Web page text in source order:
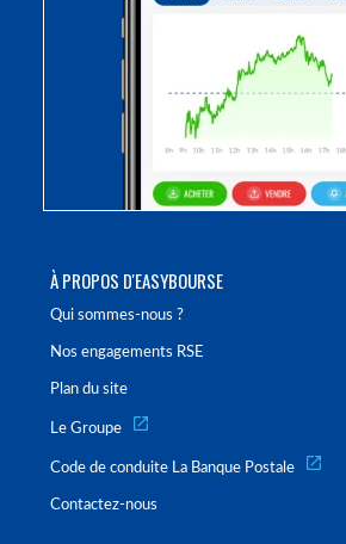
À PROPOS D'EASYBOURSE
Qui sommes-nous ?
Nos engagements RSE
Plan du site
Le Groupe
Code de conduite La Banque Postale
Contactez-nous